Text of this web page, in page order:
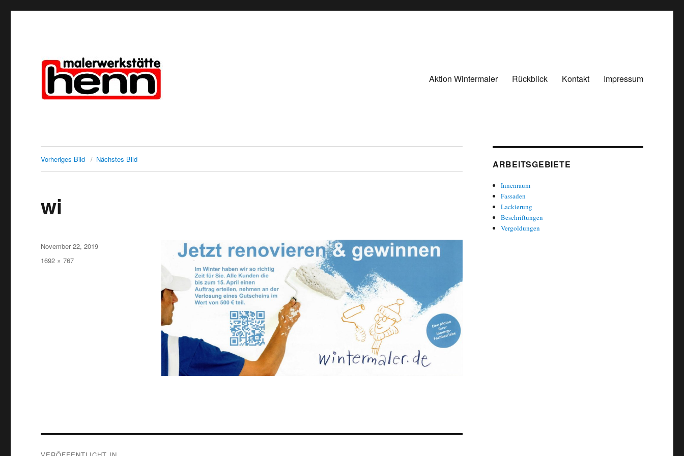
Aktion Wintermaler Rückblick Kontakt Impressum
Vorheriges Bild Nächstes Bild
wi
Veröffentlicht
am
November 22, 2019
Volle
1692 × 767
ARBEITSGEBIETE
Innenraum
Fassaden
Lackierung
Beschriftungen
Vergoldungen